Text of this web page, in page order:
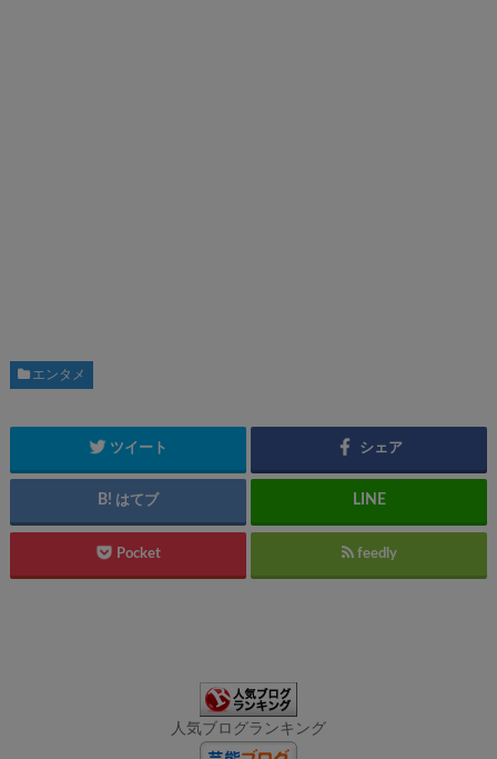
エンタメ
ツイート シェア
はてブ
Pocket feedly
人気ブログランキング